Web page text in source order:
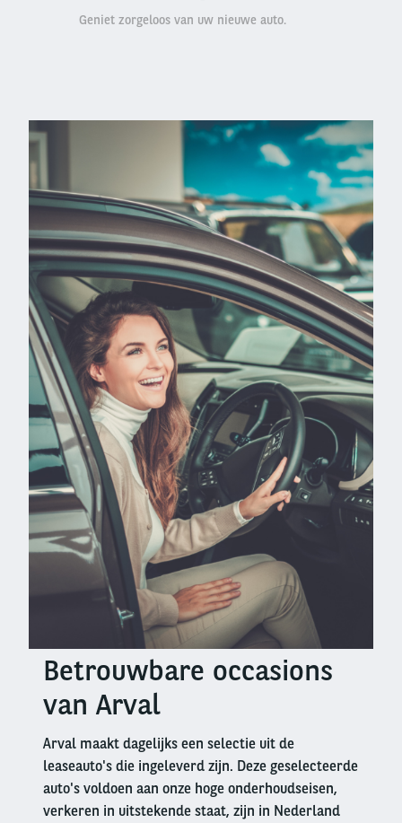
Geniet zorgeloos van uw nieuwe auto.
Left
Right
columnBetrouwbare occasions
van Arval
Arval maakt dagelijks een selectie uit de
leaseauto's die ingeleverd zijn. Deze geselecteerde
auto's voldoen aan onze hoge onderhoudseisen,
verkeren in uitstekende staat, zijn in Nederland